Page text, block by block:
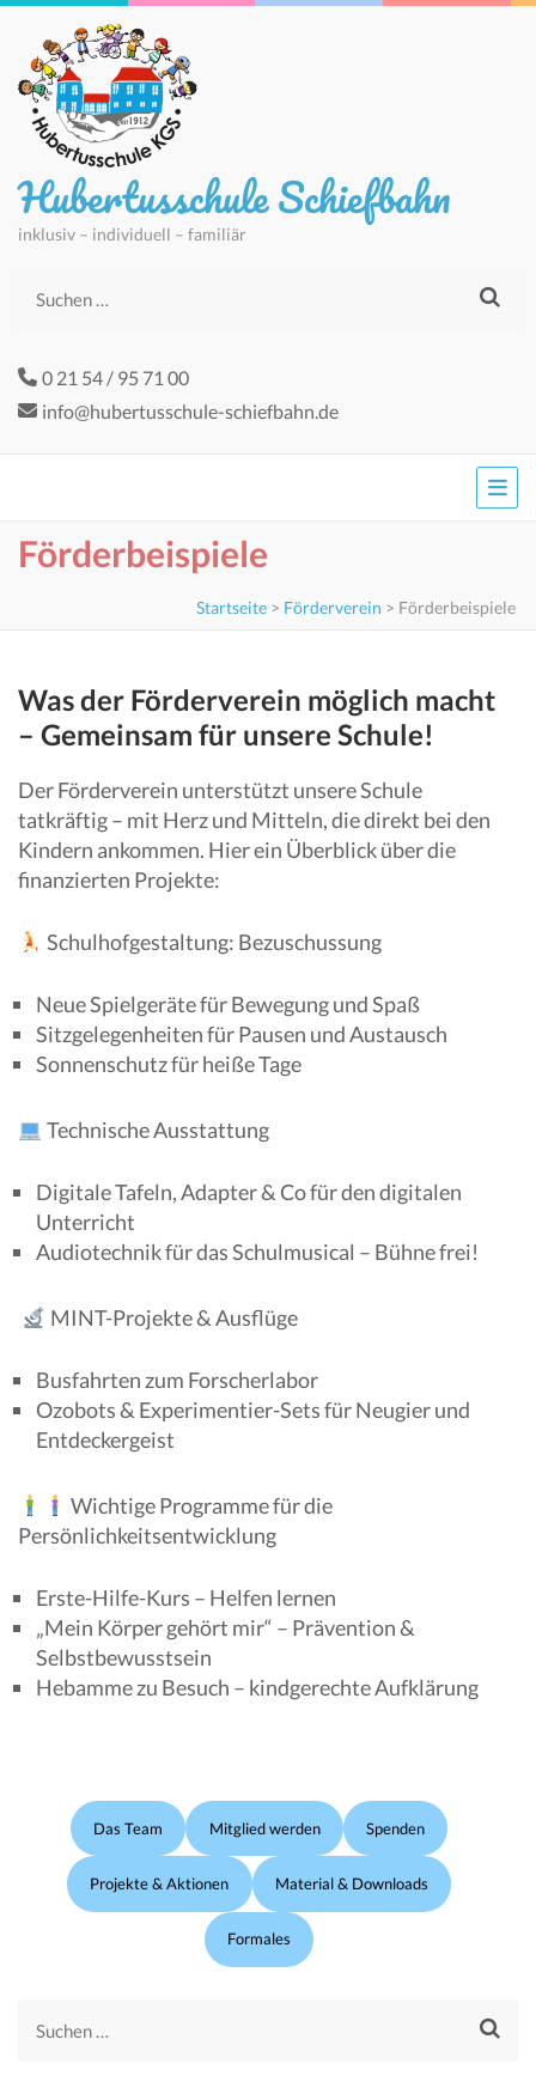
Hubertusschule Schiefbahn
inklusiv – individuell – familiär
Suchen
0 21 54 / 95 71 00
info@hubertusschule-schiefbahn.de
Förderbeispiele
Startseite > Förderverein > Förderbeispiele
Was der Förderverein möglich macht
– Gemeinsam für unsere Schule!
Der Förderverein unterstützt unsere Schule
tatkräftig – mit Herz und Mitteln, die direkt bei den
Kindern ankommen. Hier ein Überblick über die
finanzierten Projekte:
Schulhofgestaltung: Bezuschussung
Neue Spielgeräte für Bewegung und Spaß
Sitzgelegenheiten für Pausen und Austausch
Sonnenschutz für heiße Tage
Technische Ausstattung
Digitale Tafeln, Adapter & Co für den digitalen
Unterricht
Audiotechnik für das Schulmusical – Bühne frei!
MINT-Projekte & Ausflüge
Busfahrten zum Forscherlabor
Ozobots & Experimentier-Sets für Neugier und
Entdeckergeist
Wichtige Programme für die
Persönlichkeitsentwicklung
Erste-Hilfe-Kurs – Helfen lernen
„Mein Körper gehört mir“ – Prävention &
Selbstbewusstsein
Hebamme zu Besuch – kindgerechte Aufklärung
Das Team Mitglied werden Spenden
Projekte & Aktionen Material & Downloads
Formales
Suchen